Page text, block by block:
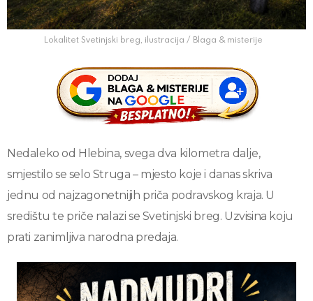
Lokalitet Svetinjski breg, ilustracija / Blaga & misterije
Nedaleko od Hlebina, svega dva kilometra dalje,
smjestilo se selo Struga – mjesto koje i danas skriva
jednu od najzagonetnijih priča podravskog kraja. U
središtu te priče nalazi se Svetinjski breg. Uzvisina koju
prati zanimljiva narodna predaja.